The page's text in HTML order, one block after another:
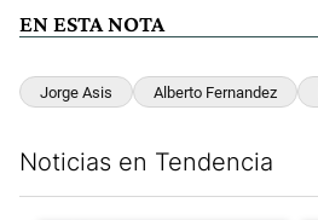
EN ESTA NOTA
Jorge Asis Alberto Fernandez
Noticias en Tendencia